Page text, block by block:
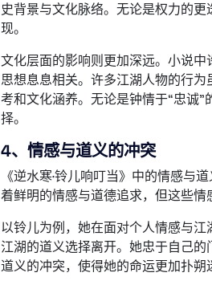
史背景与文化脉络。无论是权力的
现。
文化层面的影响则更加深远。小说
思想息息相关。许多江湖人物的行
考和文化涵养。无论是钟情于“忠诚
择。
4、情感与道义的冲突
《逆水寒·铃儿响叮当》中的情感与
着鲜明的情感与道德追求，但这些情
以铃儿为例，她在面对个人情感与
江湖的道义选择离开。她忠于自己
道义的冲突，使得她的命运更加扑朔